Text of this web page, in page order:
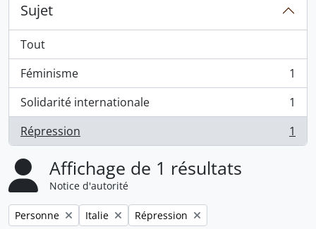
Sujet
Tout
Féminisme
, 1 résultats
1
Solidarité internationale
, 1 résultats
1
Répression
, 1 résultats 1
Affichage de 1 résultats
Notice d'autorité
Remove filter:
Personne Remove filter:
Italie Remove filter:
Répression